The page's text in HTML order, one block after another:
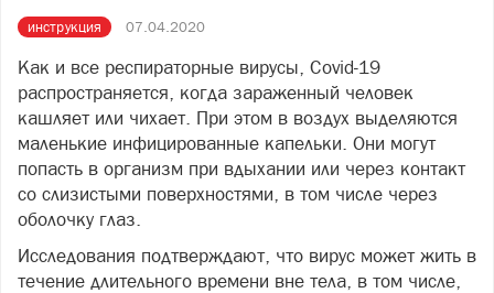
инструкция 07.04.2020
Как и все респираторные вирусы, Covid-19
распространяется, когда зараженный человек
кашляет или чихает. При этом в воздух выделяются
маленькие инфицированные капельки. Они могут
попасть в организм при вдыхании или через контакт
со слизистыми поверхностями, в том числе через
оболочку глаз.
Исследования подтверждают, что вирус может жить в
течение длительного времени вне тела, в том числе,